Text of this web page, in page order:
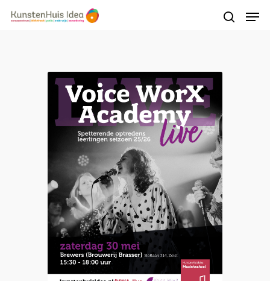
druk op ESC om te sluiten